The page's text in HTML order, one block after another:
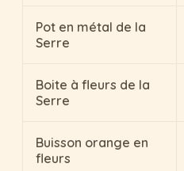
Pot en métal de la
Serre
Boite à fleurs de la
Serre
Buisson orange en
fleurs